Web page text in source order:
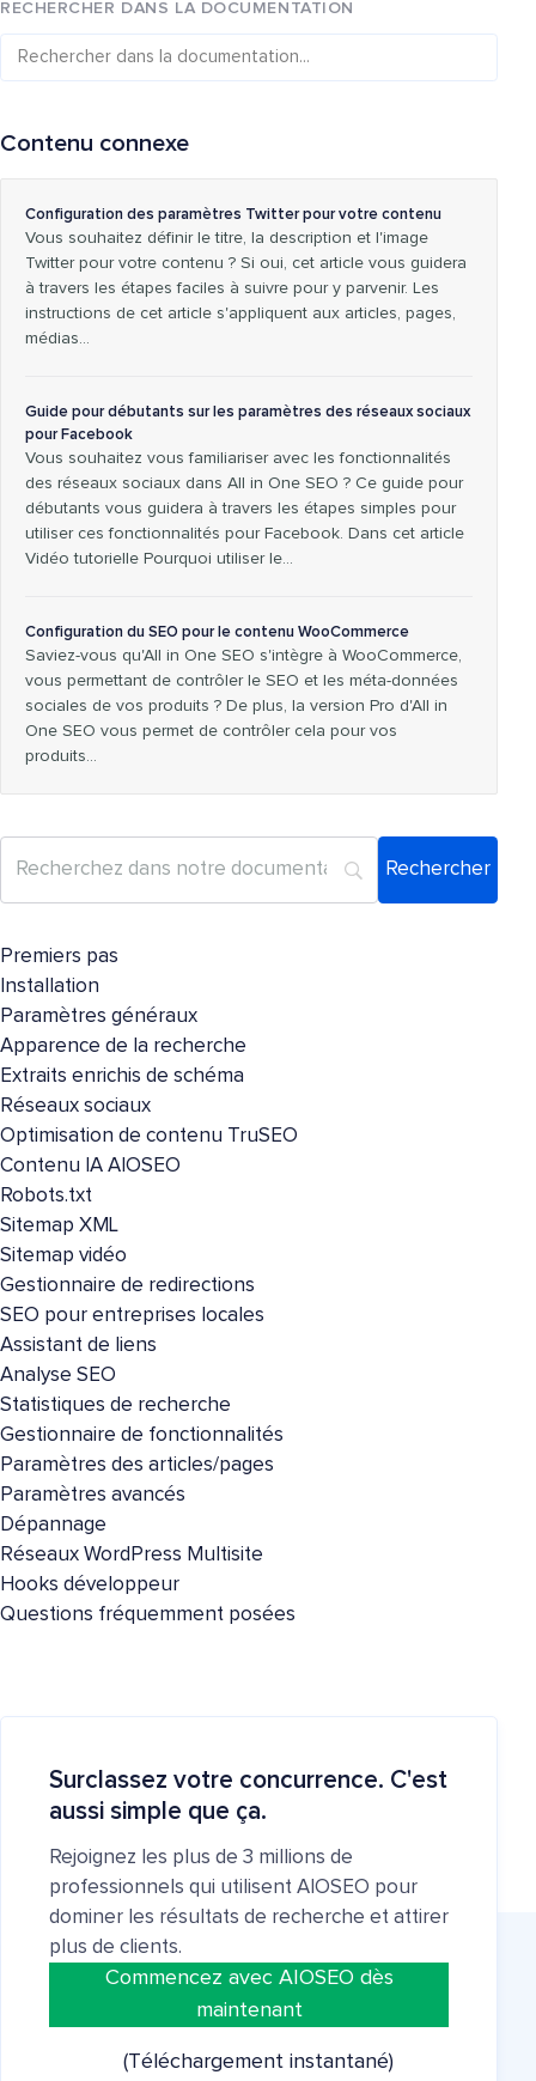
RECHERCHER DANS LA DOCUMENTATION
Contenu connexe
Configuration des paramètres Twitter pour votre contenu
Vous souhaitez définir le titre, la description et l'image
Twitter pour votre contenu ? Si oui, cet article vous guidera
à travers les étapes faciles à suivre pour y parvenir. Les
instructions de cet article s'appliquent aux articles, pages,
médias…
Guide pour débutants sur les paramètres des réseaux sociaux
pour Facebook
Vous souhaitez vous familiariser avec les fonctionnalités
des réseaux sociaux dans All in One SEO ? Ce guide pour
débutants vous guidera à travers les étapes simples pour
utiliser ces fonctionnalités pour Facebook. Dans cet article
Vidéo tutorielle Pourquoi utiliser le…
Configuration du SEO pour le contenu WooCommerce
Saviez-vous qu'All in One SEO s'intègre à WooCommerce,
vous permettant de contrôler le SEO et les méta-données
sociales de vos produits ? De plus, la version Pro d'All in
One SEO vous permet de contrôler cela pour vos
produits...
Premiers pas
Installation
Paramètres généraux
Apparence de la recherche
Extraits enrichis de schéma
Réseaux sociaux
Optimisation de contenu TruSEO
Contenu IA AIOSEO
Robots.txt
Sitemap XML
Sitemap vidéo
Gestionnaire de redirections
SEO pour entreprises locales
Assistant de liens
Analyse SEO
Statistiques de recherche
Gestionnaire de fonctionnalités
Paramètres des articles/pages
Paramètres avancés
Dépannage
Réseaux WordPress Multisite
Hooks développeur
Questions fréquemment posées
Surclassez votre concurrence. C'est
aussi simple que ça.
Rejoignez les plus de 3 millions de
professionnels qui utilisent AIOSEO pour
dominer les résultats de recherche et attirer
plus de clients.
Commencez avec AIOSEO dès
maintenant
(Téléchargement instantané)